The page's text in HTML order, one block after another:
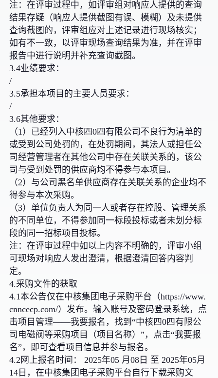
注：在评审过程中，如评审组对响应人提供的查询
结果存疑（响应人提供截图有误、模糊）及未提供
查询截图的，评审组应对上述记录进行现场核实；
如有不一致，以评审现场查询结果为准，并在评审
报告中进行说明并补充查询截图。
3.4业绩要求：
/
3.5承担本项目的主要人员要求：
/
3.6其他要求：
（1）已经列入中核四0四有限公司不良行为清单的
或受到公司处罚的，在处罚期间，其法人或担任公
司经营管理者在其他公司中存在关联关系的，该公
司与受到处罚的供应商均不得参与本项目。
（2）与公司黑名单供应商存在关联关系的企业均不
得参与本次采购。
（3）单位负责人为同一人或者存在控股、管理关系
的不同单位，不得参加同一标段投标或者未划分标
段的同一招标项目投标。
注：在评审过程中如以上内容不明确的，评审小组
可现场对响应人发出澄清，根据澄清回答内容判
定。
4.采购文件的获取
4.1本公告仅在中核集团电子采购平台（https://www.
cnncecp.com/）发布。输入账号及密码登录系统，点
击项目管理——我要报名，找到“中核四0四有限公
司电磁阀等采购项目（项目名称）”，点击“我要报
名”，即可查看项目信息并参与报名。
4.2网上报名时间： 2025年05 月08日 至 2025年05月
14日，在中核集团电子采购平台自行下载采购文